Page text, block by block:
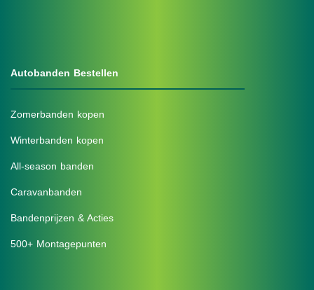
Autobanden Bestellen
Zomerbanden kopen
Winterbanden kopen
All-season banden
Caravanbanden
Bandenprijzen & Acties
500+ Montagepunten